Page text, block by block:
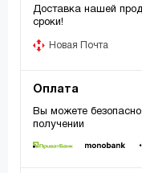
Доставка нашей
сроки!
Новая Почта
Оплата
Вы можете
получении